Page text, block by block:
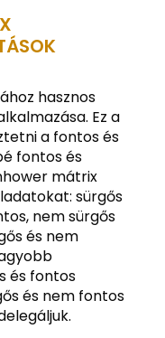
hasznos
Ez a
a fontos és
fontos és
mátrix
sürgős
nem sürgős
és nem
és fontos
és nem fontos